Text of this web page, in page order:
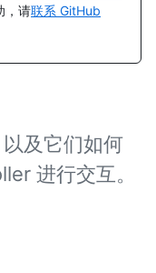
，请联系 GitHub
及它们如何
进行交互。